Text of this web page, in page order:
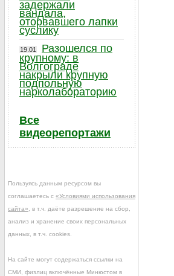
задержали
вандала,
оторвавшего лапки
суслику
19.01
Разошелся по
крупному: в
Волгограде
накрыли крупную
подпольную
нарколабораторию
Все
видеорепортажи
Пользуясь данным ресурсом вы
соглашаетесь с «Условиями использования
сайта» , в т.ч. даёте разрешение на сбор,
анализ и хранение своих персональных
данных, в т.ч. cookies.
На сайте могут содержаться ссылки на
СМИ, физлиц включённые Минюстом в